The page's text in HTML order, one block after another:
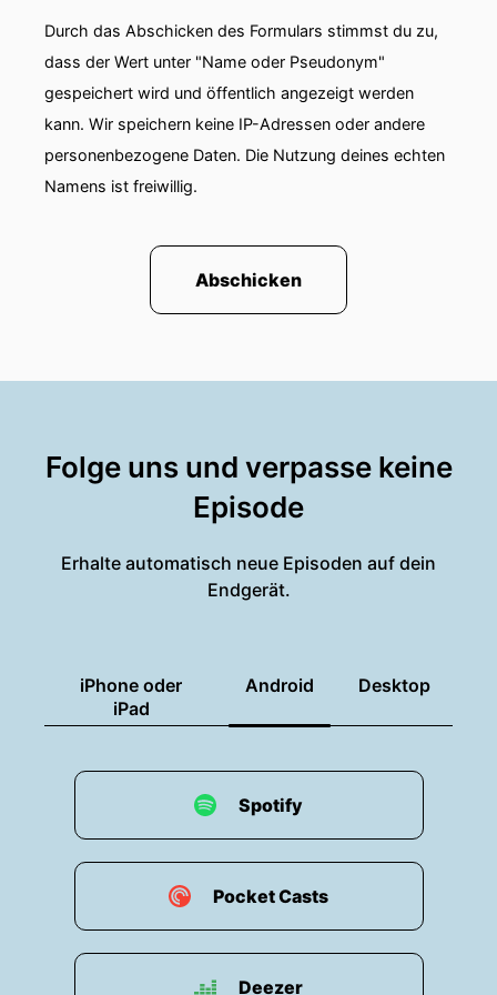
00:01:05: Wir wollen aber natürlich vor allem
auch darüber reden, dass er jetzt der neue
Partner von Wotan Wilke Möring im Tatort wird.
00:01:12: Zuerst sage ich deshalb herzlich
willkommen, Dennis Moschito.
00:01:16: Ja, schön, dass ich hier sein kann.
00:01:17: Vielen Dank.
Interview auf finanzielle Situation, mache ich
Fernsehen.
00:01:26: So, da müssen wir natürlich jetzt
fragen.
00:01:29: Was ist passiert?
Tatort ist ja schon eine Verpflichtung.
00:01:34: Wie kam es dazu?
00:01:36: Das Angebot kam einfach und ich
habe lange darüber nachgedacht, ob ich das
machen möchte.
00:01:43: Und ich meine als Schauspieler ist das
natürlich so ein bisschen ein Ritterschlag,
Tatortkommissar sein zu dürfen.
00:01:51: Und dann kamen unterschiedliche...
Durch das Abschicken des Formulars stimmst du zu,
dass der Wert unter "Name oder Pseudonym"
gespeichert wird und öffentlich angezeigt werden
kann. Wir speichern keine IP-Adressen oder andere
personenbezogene Daten. Die Nutzung deines echten
Namens ist freiwillig.
Abschicken
Folge uns und verpasse keine
Episode
Erhalte automatisch neue Episoden auf dein
Endgerät.
iPhone oder
iPad
Android Desktop
Spotify
Pocket Casts
Deezer